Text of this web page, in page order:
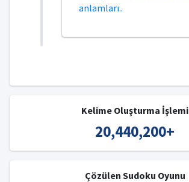
anlamları..
Kelime Oluşturma İşlemi
20,440,200+
Çözülen Sudoku Oyunu